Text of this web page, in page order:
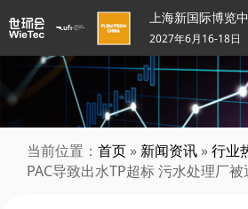
上海新国际博览
2027年6月16-18日
当前位置： 首页 » 新闻资讯 »行业
PAC导致出水TP超标 污水处理厂被